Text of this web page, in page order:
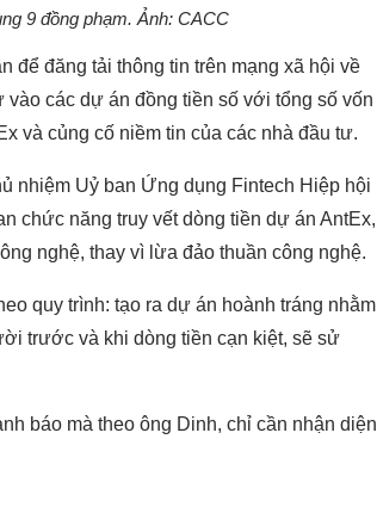
9 đồng phạm. Ảnh: CACC
để đăng tải thông tin trên mạng xã hội về
vào các dự án đồng tiền số với tổng số vốn
và củng cố niềm tin của các nhà đầu tư.
nhiệm Uỷ ban Ứng dụng Fintech Hiệp hội
chức năng truy vết dòng tiền dự án AntEx,
nghệ, thay vì lừa đảo thuần công nghệ.
quy trình: tạo ra dự án hoành tráng nhằm
trước và khi dòng tiền cạn kiệt, sẽ sử
báo mà theo ông Dinh, chỉ cần nhận diện